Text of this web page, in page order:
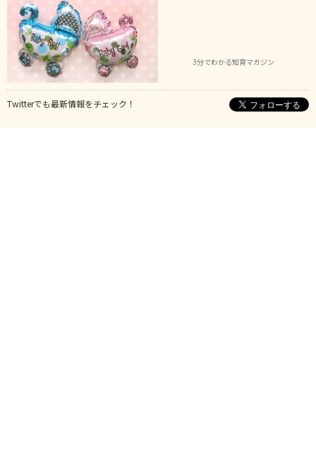
3分でわかる知育マガジン
Twitterでも最新情報をチェック！